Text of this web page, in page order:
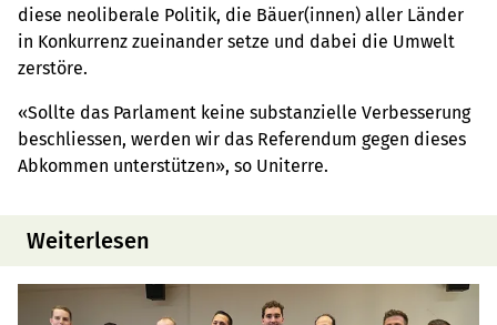
diese neoliberale Politik, die Bäuer(innen) aller Länder
in Konkurrenz zueinander setze und dabei die Umwelt
zerstöre.
«Sollte das Parlament keine substanzielle Verbesserung
beschliessen, werden wir das Referendum gegen dieses
Abkommen unterstützen», so Uniterre.
Weiterlesen